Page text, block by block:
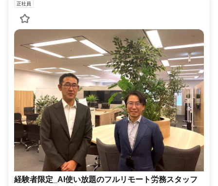
正社員
経験者限定_AI使い放題のフルリモート労務スタッフ